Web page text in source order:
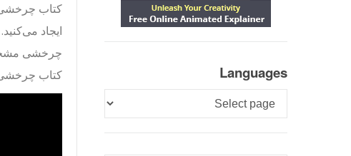
کتاب چرخشی
ایجاد
چرخشی مشخص
کتاب چرخشی
Languages
Languages